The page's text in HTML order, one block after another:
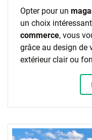
Opter pour un
un choix
commerce, vous
grâce au design de
extérieur clair ou